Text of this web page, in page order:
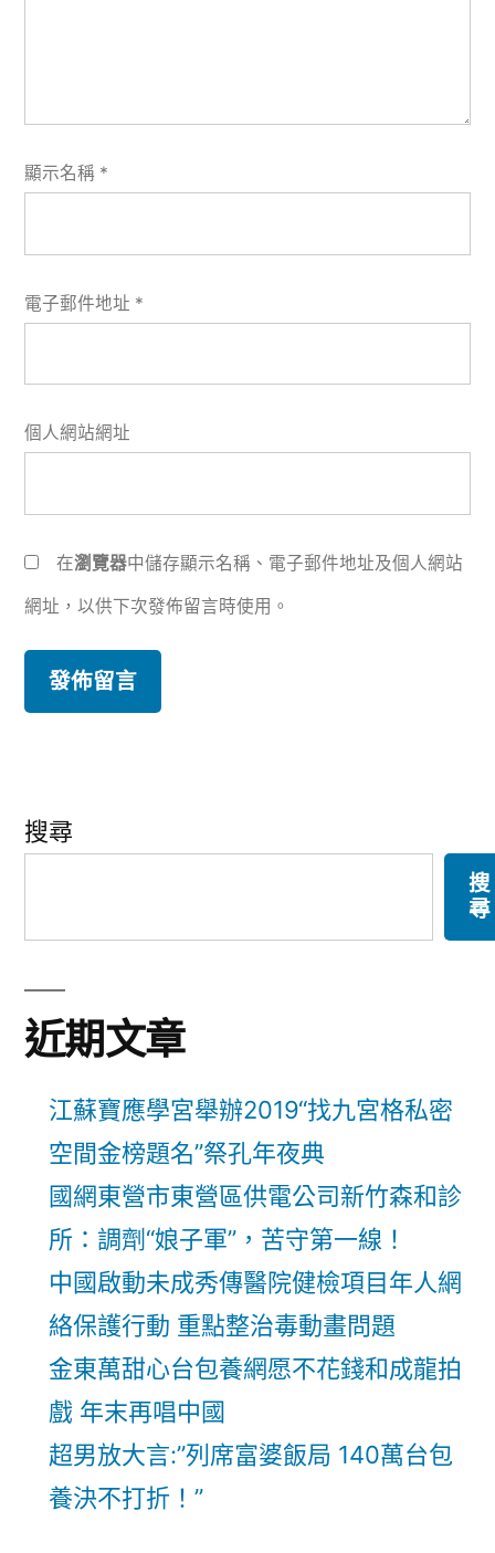
顯示名稱 *
電子郵件地址 *
個人網站網址
在瀏覽器中儲存顯示名稱、電子郵件地址及個人網站
網址，以供下次發佈留言時使用。
搜尋
搜
尋
近期文章
江蘇寶應學宮舉辦2019“找九宮格私密
空間金榜題名”祭孔年夜典
國網東營市東營區供電公司新竹森和診
所：調劑“娘子軍”，苦守第一線！
中國啟動未成秀傳醫院健檢項目年人網
絡保護行動 重點整治毒動畫問題
金東萬甜心台包養網愿不花錢和成龍拍
戲 年末再唱中國
超男放大言:”列席富婆飯局 140萬台包
養決不打折！”